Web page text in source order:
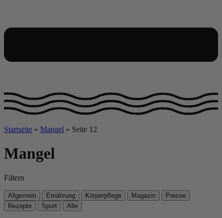
Startseite » Mangel » Seite 12
Mangel
Filtern
Allgemein Ernährung Körperpflege Magazin
Presse
Rezepte
Sport Alle